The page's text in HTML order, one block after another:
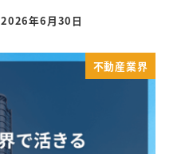
2026年6月30日
不動産業界